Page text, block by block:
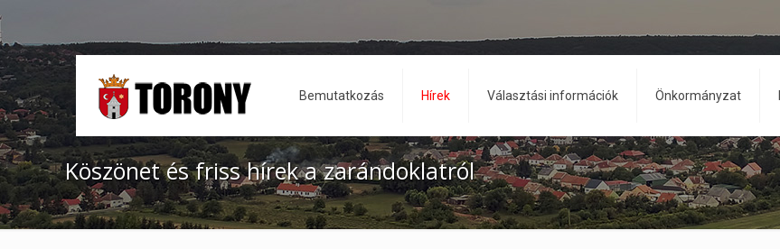
Bemutatkozás Hírek Választási információk Önkormányzat
Köszönet és friss hírek a zarándoklatról